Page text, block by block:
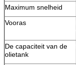
Maximum snelheid
Vooras
De capaciteit van de
olietank